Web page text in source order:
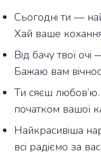
Сьогодні ти —
Хай ваше
Від бачу твої
Бажаю вам
Ти сяєш
початком вашої
Найкрасивіша
всі радіємо за